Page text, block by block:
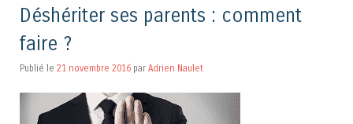
Déshériter ses parents : comment
faire ?
Publié le 21 novembre 2016 par Adrien Naulet